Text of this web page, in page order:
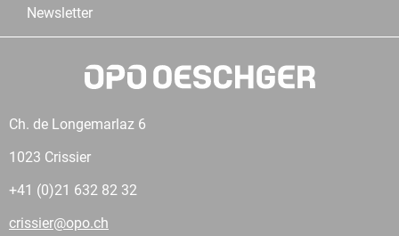
Newsletter
Ch. de Longemarlaz 6
1023 Crissier
+41 (0)21 632 82 32
crissier@opo.ch